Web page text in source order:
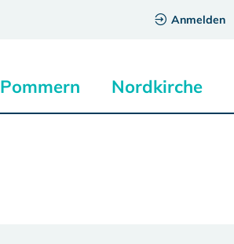
Anmelden
Pommern Nordkirche